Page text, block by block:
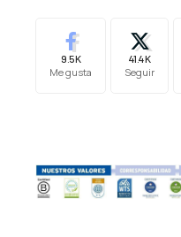
9.5K
Me gusta
41.4K
Seguir